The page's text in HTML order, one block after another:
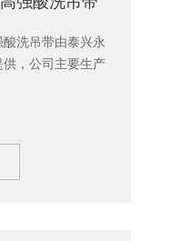
洗吊带由泰兴永
，公司主要生产
吊装带、钢丝绳
具、特种钢丝绳
柔性吊带、两头